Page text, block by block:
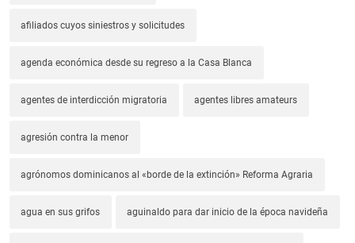
afiliados cuyos siniestros y solicitudes
agenda económica desde su regreso a la Casa Blanca
agentes de interdicción migratoria agentes libres amateurs
agresión contra la menor
agrónomos dominicanos al «borde de la extinción» Reforma Agraria
agua en sus grifos aguinaldo para dar inicio de la época navideña